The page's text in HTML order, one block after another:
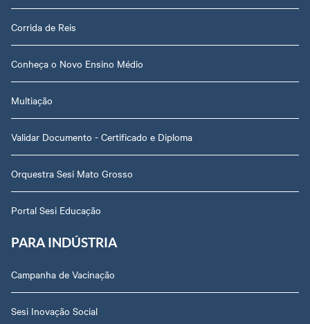
Corrida de Reis
Conheça o Novo Ensino Médio
Multiação
Validar Documento - Certificado e Diploma
Orquestra Sesi Mato Grosso
Portal Sesi Educação
PARA INDÚSTRIA
Campanha de Vacinação
Sesi Inovação Social